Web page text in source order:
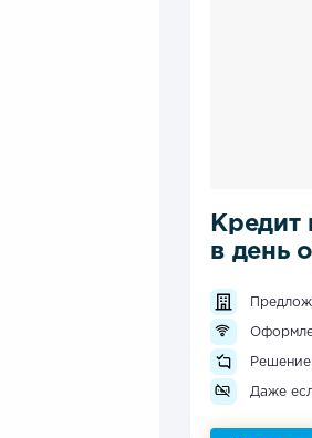
Кредит
в день
Решение
Даже